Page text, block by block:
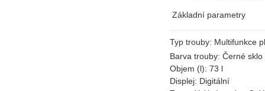
Základní parametry
Typ trouby: Multifunkce
Barva trouby: Černé sklo
Objem (l): 73 l
Displej: Digitální